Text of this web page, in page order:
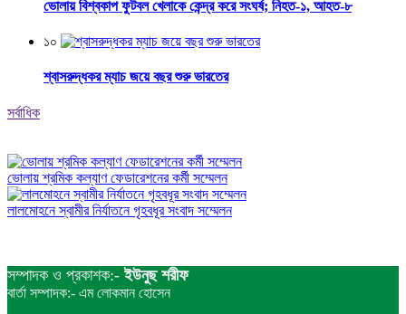
ভোলায় বিশ্বকাপ ফুটবল খেলাকে কেন্দ্র করে সংঘর্ষ; নিহত-১, আহত-৮
১০
শ্বাসরুদ্ধকর ম্যাচ জয়ে বছর শুরু ভারতের
সর্বাধিক
ভোলায় শ্রমিক কল্যাণ ফেডারেশনের কর্মী সম্মেলন
লালমোহনে স্বামীর নির্যাতনে গৃহবধূর সংবাদ সম্মেলন
সম্পাদক ও প্রকাশক:-ইউনুছ শরীফ
বার্তা সম্পাদক:- এম লোকমান হোসেন